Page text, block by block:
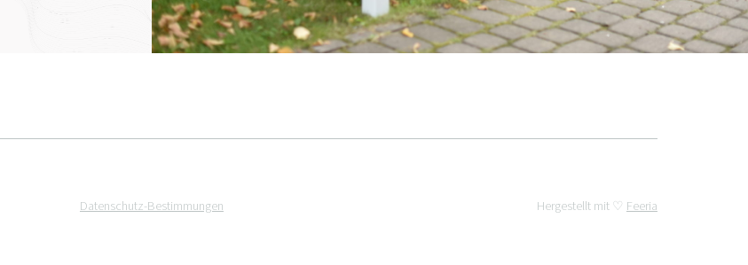
Datenschutz-Bestimmungen Hergestellt mit ♡ Feeria